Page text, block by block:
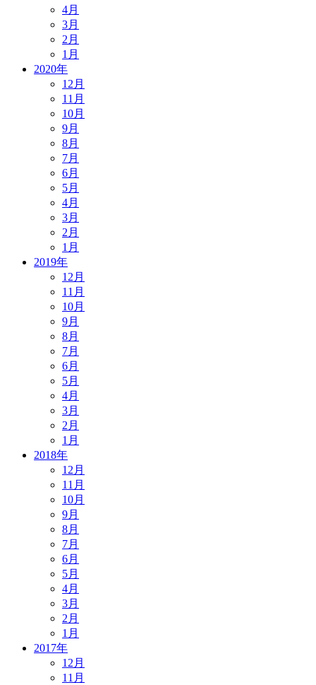
4月
3月
2月
1月
2020年
12月
11月
10月
9月
8月
7月
6月
5月
4月
3月
2月
1月
2019年
12月
11月
10月
9月
8月
7月
6月
5月
4月
3月
2月
1月
2018年
12月
11月
10月
9月
8月
7月
6月
5月
4月
3月
2月
1月
2017年
12月
11月